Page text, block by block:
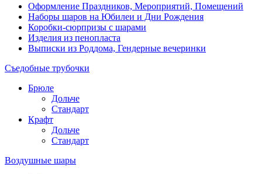
Оформление Праздников, Мероприятий, Помещений
Наборы шаров на Юбилеи и Дни Рождения
Коробки-сюрпризы с шарами
Изделия из пенопласта
Выписки из Роддома, Гендерные вечеринки
Съедобные трубочки
Брюле
Дольче
Стандарт
Крафт
Дольче
Стандарт
Воздушные шары